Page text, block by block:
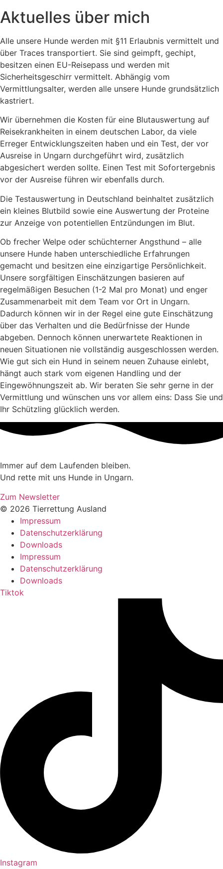
Aktuelles über mich
Alle unsere Hunde werden mit §11 Erlaubnis vermittelt und
über Traces transportiert. Sie sind geimpft, gechipt,
besitzen einen EU-Reisepass und werden mit
Sicherheitsgeschirr vermittelt. Abhängig vom
Vermittlungsalter, werden alle unsere Hunde grundsätzlich
kastriert.
Wir übernehmen die Kosten für eine Blutauswertung auf
Reisekrankheiten in einem deutschen Labor, da viele
Erreger Entwicklungszeiten haben und ein Test, der vor
Ausreise in Ungarn durchgeführt wird, zusätzlich
abgesichert werden sollte. Einen Test mit Sofortergebnis
vor der Ausreise führen wir ebenfalls durch.
Die Testauswertung in Deutschland beinhaltet zusätzlich
ein kleines Blutbild sowie eine Auswertung der Proteine
zur Anzeige von potentiellen Entzündungen im Blut.
Ob frecher Welpe oder schüchterner Angsthund – alle
unsere Hunde haben unterschiedliche Erfahrungen
gemacht und besitzen eine einzigartige Persönlichkeit.
Unsere sorgfältigen Einschätzungen basieren auf
regelmäßigen Besuchen (1-2 Mal pro Monat) und enger
Zusammenarbeit mit dem Team vor Ort in Ungarn.
Dadurch können wir in der Regel eine gute Einschätzung
über das Verhalten und die Bedürfnisse der Hunde
abgeben. Dennoch können unerwartete Reaktionen in
neuen Situationen nie vollständig ausgeschlossen werden.
Wie gut sich ein Hund in seinem neuen Zuhause einlebt,
hängt auch stark vom eigenen Handling und der
Eingewöhnungszeit ab. Wir beraten Sie sehr gerne in der
Vermittlung und wünschen uns vor allem eins: Dass Sie und
Ihr Schützling glücklich werden.
Immer auf dem Laufenden bleiben.
Und rette mit uns Hunde in Ungarn.
Zum Newsletter
© 2026 Tierrettung Ausland
Impressum
Datenschutzerklärung
Downloads
Impressum
Datenschutzerklärung
Downloads
Tiktok
Instagram